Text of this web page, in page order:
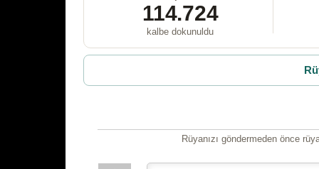
114.724
kalbe dokunuldu
Rüyanızı göndermeden önce